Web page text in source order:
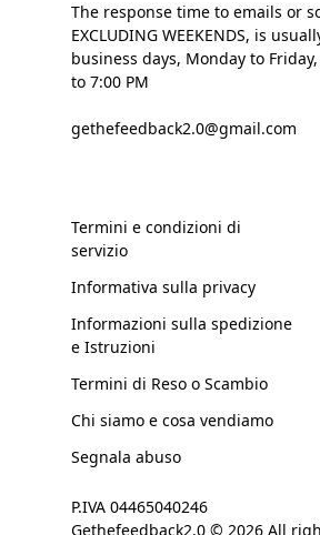
The response time to emails or
EXCLUDING WEEKENDS, is
business days, Monday to
to 7:00 PM
gethefeedback2.0@gmail.com
Termini e condizioni di
servizio
Informativa sulla privacy
Informazioni sulla spedizione
e Istruzioni
Termini di Reso o Scambio
Chi siamo e cosa vendiamo
Segnala abuso
P.IVA 04465040246
Gethefeedback2.0 © 2026 All